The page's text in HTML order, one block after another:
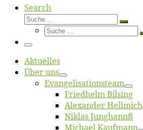
Search
Suche
Suche
Suche
Menü
Ak­tu­el­les
Über uns
Evangelisa­tions­team
Fried­helm Bilsing
Alex­an­der Hellmich
Ni­klas Junghannß
Mi­cha­el Kaufmann